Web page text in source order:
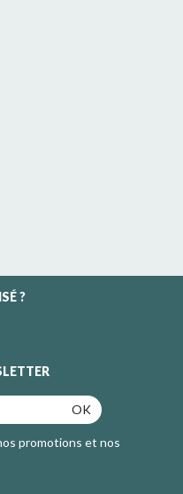
?
OK
promotions et nos